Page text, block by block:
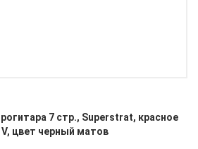
7 стр., Superstrat, красное
цвет черный матов